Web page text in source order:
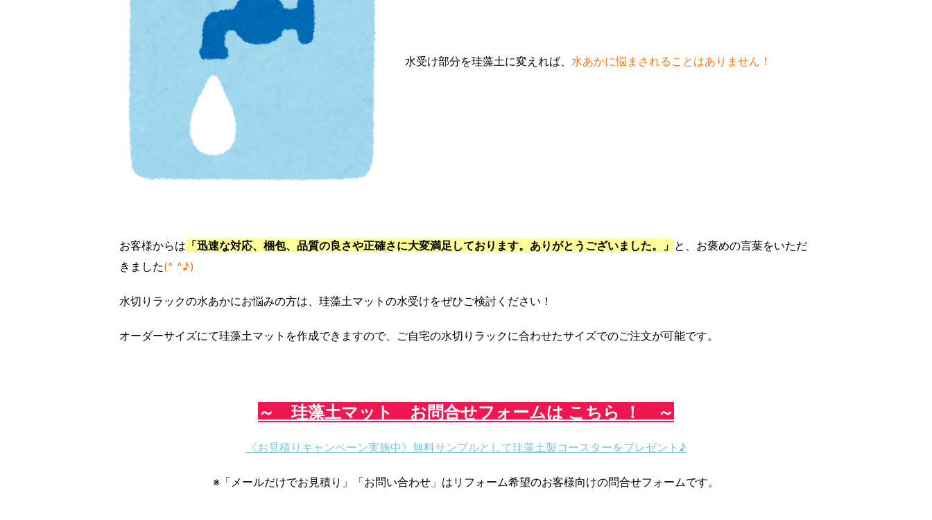
水受け部分を珪藻土に変えれば、 水あかに悩まされることはありません！
お客様からは 「迅速な対応、梱包、品質の良さや正確さに大変満足しております。ありがとうございました。」 と、お褒めの言葉をいただ
きました(^ ^♪)
水切りラックの水あかにお悩みの方は、珪藻土マットの水受けをぜひご検討ください！
オーダーサイズにて珪藻土マットを作成できますので、ご自宅の水切りラックに合わせたサイズでのご注文が可能です。
～ 珪藻土マット お問合せフォームは こちら ！ ～
《お見積りキャンペーン実施中》無料サンプルとして珪藻土製コースターをプレゼント♪
※「メールだけでお見積り」「お問い合わせ」はリフォーム希望のお客様向けの問合せフォームです。